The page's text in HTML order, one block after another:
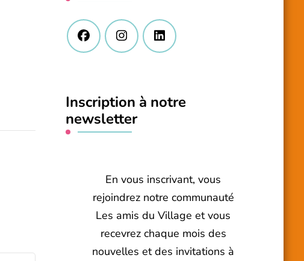
Inscription à notre
newsletter
En vous inscrivant, vous
rejoindrez notre communauté
Les amis du Village et vous
recevrez chaque mois des
nouvelles et des invitations à